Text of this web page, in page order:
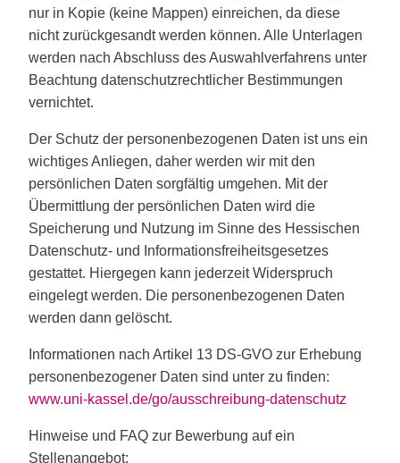
nur in Kopie (keine Mappen) einreichen, da diese
nicht zurückgesandt werden können. Alle Unterlagen
werden nach Abschluss des Auswahlverfahrens unter
Beachtung datenschutzrechtlicher Bestimmungen
vernichtet.
Der Schutz der personenbezogenen Daten ist uns ein
wichtiges Anliegen, daher werden wir mit den
persönlichen Daten sorgfältig umgehen. Mit der
Übermittlung der persönlichen Daten wird die
Speicherung und Nutzung im Sinne des Hessischen
Datenschutz- und Informationsfreiheitsgesetzes
gestattet. Hiergegen kann jederzeit Widerspruch
eingelegt werden. Die personenbezogenen Daten
werden dann gelöscht.
Informationen nach Artikel 13 DS-GVO zur Erhebung
personenbezogener Daten sind unter zu finden:
www.uni-kassel.de/go/ausschreibung-datenschutz
Hinweise und FAQ zur Bewerbung auf ein
Stellenangebot: